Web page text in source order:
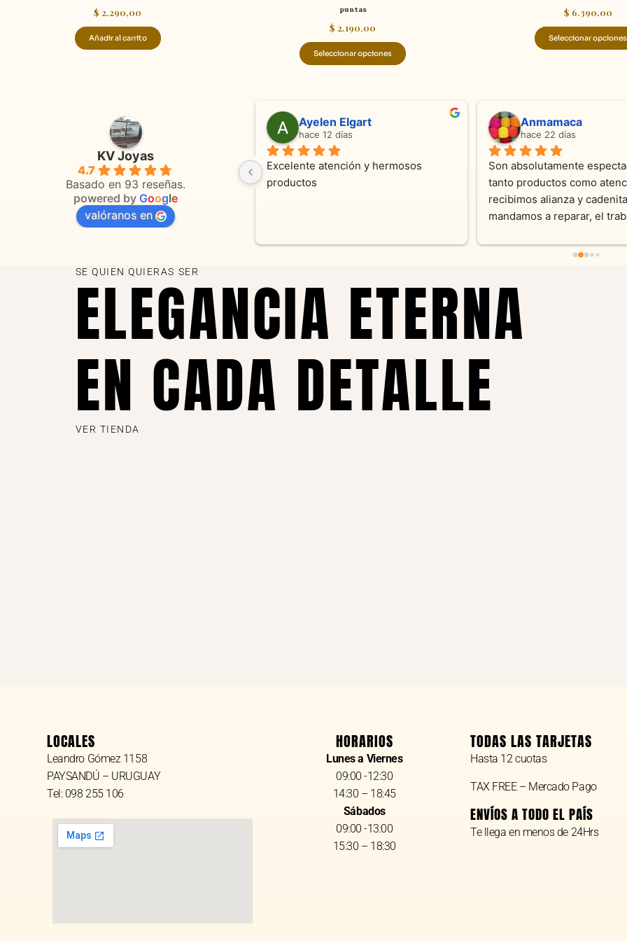
$ 2.290,00
Añadir al carrito
puntas
$ 2.190,00
Seleccionar opciones
$ 6.390,00
Seleccionar opciones
KV Joyas
4.7
Basado en 93 reseñas.
powered by Google
valóranos en
Adriana Ghisoli
hace 3 meses
Muy buena atención, con amabilidad y
orientaciones convenientes
Sandra Ramos
hace 4 meses
Excelente atención !!!!!Nos asesoraron
en todo momento con dedicación.
Laura A
hace 5 meses
Desde el inicio soy clienta
Joyas y siempre muy
sus productos. Una Belleza
pieza y siempre satisfecha
recomendable
SE QUIEN QUIERAS SER
ELEGANCIA ETERNA
EN CADA DETALLE
VER TIENDA
LOCALES
Leandro Gómez 1158
PAYSANDÚ – URUGUAY
Tel: 098 255 106
HORARIOS
Lunes a Viernes
09:00 -12:30
14:30 – 18:45
Sábados
09:00 -13:00
15:30 – 18:30
TODAS LAS TARJETAS
Hasta 12 cuotas
TAX FREE – Mercado Pago
ENVÍOS A TODO EL PAÍS
Te llega en menos de 24Hrs